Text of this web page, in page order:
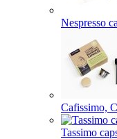
Nespresso
Cafissimo,
Tassimo